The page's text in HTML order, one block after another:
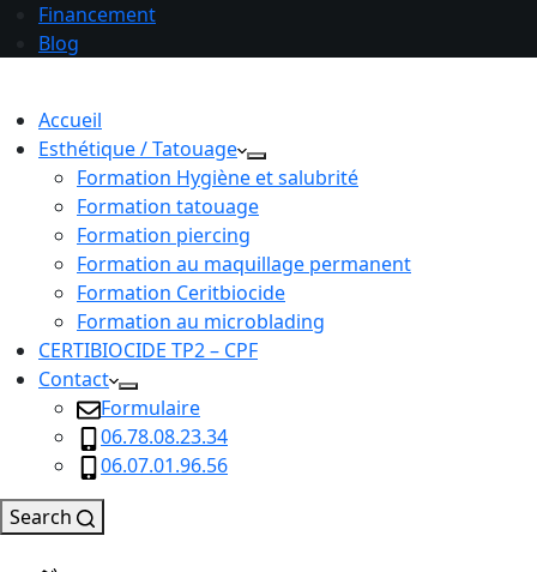
Financement
Blog
Accueil
Esthétique / Tatouage
Formation Hygiène et salubrité
Formation tatouage
Formation piercing
Formation au maquillage permanent
Formation Ceritbiocide
Formation au microblading
CERTIBIOCIDE TP2 – CPF
Contact
Formulaire
06.78.08.23.34
06.07.01.96.56
Search